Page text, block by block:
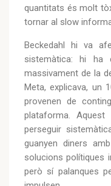
quantitats és molt
tornar al slow
Beckedahl hi va
sistemàtica: hi ha
massivament de la
Meta, explicava, un
provenen de
plataforma.
perseguir
guanyen diners
solucions polítiques
però sí palanques